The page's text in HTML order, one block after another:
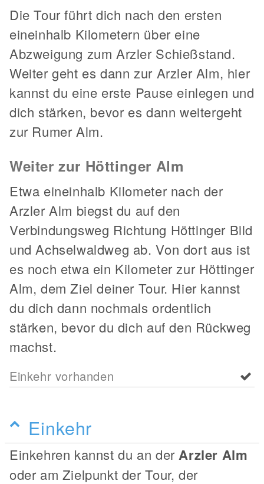
Die Tour führt dich nach den ersten
eineinhalb Kilometern über eine
Abzweigung zum Arzler Schießstand.
Weiter geht es dann zur Arzler Alm, hier
kannst du eine erste Pause einlegen und
dich stärken, bevor es dann weitergeht
zur Rumer Alm.
Weiter zur Höttinger Alm
Etwa eineinhalb Kilometer nach der
Arzler Alm biegst du auf den
Verbindungsweg Richtung Höttinger Bild
und Achselwaldweg ab. Von dort aus ist
es noch etwa ein Kilometer zur Höttinger
Alm, dem Ziel deiner Tour. Hier kannst
du dich dann nochmals ordentlich
stärken, bevor du dich auf den Rückweg
machst.
Einkehr vorhanden
Einkehr
Einkehren kannst du an der Arzler Alm
oder am Zielpunkt der Tour, der